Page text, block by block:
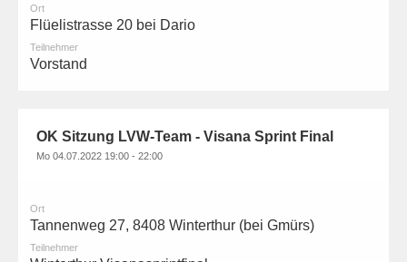
Ort
Flüelistrasse 20 bei Dario
Teilnehmer
Vorstand
OK Sitzung LVW-Team - Visana Sprint Final
Mo 04.07.2022 19:00 - 22:00
Ort
Tannenweg 27, 8408 Winterthur (bei Gmürs)
Teilnehmer